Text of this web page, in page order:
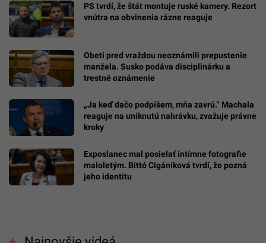
PS tvrdí, že štát montuje ruské kamery. Rezort
vnútra na obvinenia rázne reaguje
Obeti pred vraždou neoznámili prepustenie
manžela. Susko podáva disciplinárku a
trestné oznámenie
„Ja keď dačo podpíšem, mňa zavrú.“ Machala
reaguje na uniknutú nahrávku, zvažuje právne
kroky
Exposlanec mal posielať intímne fotografie
maloletým. Bittó Cigániková tvrdí, že pozná
jeho identitu